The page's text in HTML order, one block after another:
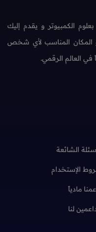
الكمبيوتر و يقدم إليك
المناسب لأي شخص
العالم الرقمي.
الشائعة
الإستخدام
مادياً
لنا